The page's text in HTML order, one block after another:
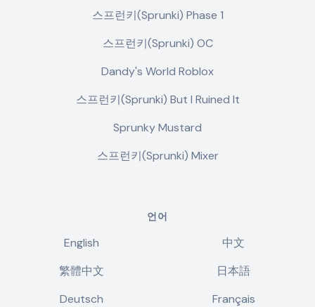
스프런키(Sprunki) Phase 1
스프런키(Sprunki) OC
Dandy's World Roblox
스프런키(Sprunki) But I Ruined It
Sprunky Mustard
스프런키(Sprunki) Mixer
언어
English
中文
繁體中文
日本語
Deutsch
Français